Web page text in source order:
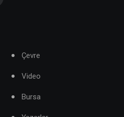
Çevre
Video
Bursa